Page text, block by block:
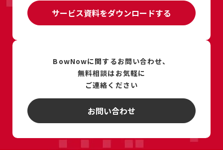
サービス資料をダウンロードする
BowNowに関するお問い合わせ、
無料相談はお気軽に
ご連絡ください
お問い合わせ